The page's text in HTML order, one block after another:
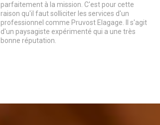
parfaitement à la mission. C'est pour cette
raison qu'il faut solliciter les services d'un
professionnel comme Pruvost Elagage. Il s'agit
d'un paysagiste expérimenté qui a une très
bonne réputation.